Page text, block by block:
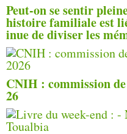
Peut-on se sentir
histoire familiale est
inue de diviser les
CNIH : commission
26